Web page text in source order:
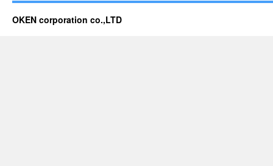
OKEN corporation co.,LTD